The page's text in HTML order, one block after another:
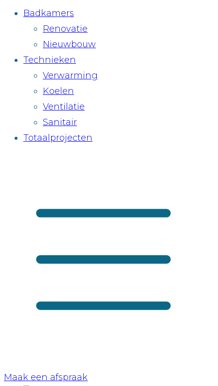
Badkamers
Renovatie
Nieuwbouw
Technieken
Verwarming
Koelen
Ventilatie
Sanitair
Totaalprojecten
Maak een afspraak